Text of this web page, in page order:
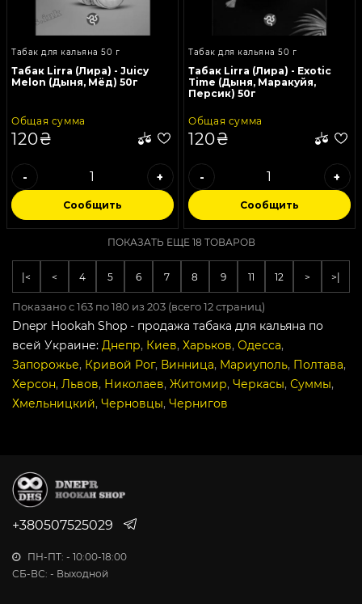
Табак для кальяна 50 г
Табак Lirra (Лира) - Juicy
Melon (Дыня, Мёд) 50г
Общая сумма
120₴
- +
Сообщить
Табак для кальяна 50 г
Табак Lirra (Лира) - Exotic
Time (Дыня, Маракуйя,
Персик) 50г
Общая сумма
120₴
- +
Сообщить
ПОКАЗАТЬ ЕЩЕ 18 ТОВАРОВ
|< < 4 5 6 7 8 9 11 12 > >|
Показано с 163 по 180 из 203 (всего 12 страниц)
Dnepr Hookah Shop - продажа табака для кальяна по
всей Украине: Днепр, Киев, Харьков, Одесса,
Запорожье, Кривой Рог, Винница, Мариуполь, Полтава,
Херсон, Львов, Николаев, Житомир, Черкасы, Суммы,
Хмельницкий, Черновцы, Чернигов
+380507525029
ПН-ПТ: - 10:00-18:00
СБ-ВС: - Выходной